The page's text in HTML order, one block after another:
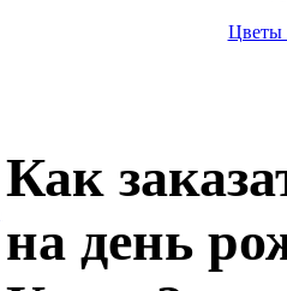
Цветы
Как
на день